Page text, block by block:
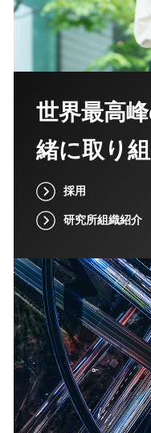
世界最高
緒に取り
採用
研究所組織紹介